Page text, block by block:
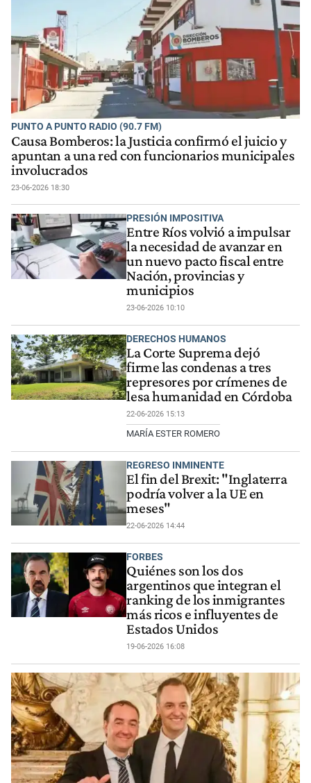
PUNTO A PUNTO RADIO (90.7 FM)
Causa Bomberos: la Justicia confirmó el juicio y
apuntan a una red con funcionarios municipales
involucrados
23-06-2026 18:30
PRESIÓN IMPOSITIVA
Entre Ríos volvió a impulsar
la necesidad de avanzar en
un nuevo pacto fiscal entre
Nación, provincias y
municipios
23-06-2026 10:10
DERECHOS HUMANOS
La Corte Suprema dejó
firme las condenas a tres
represores por crímenes de
lesa humanidad en Córdoba
22-06-2026 15:13
MARÍA ESTER ROMERO
REGRESO INMINENTE
El fin del Brexit: "Inglaterra
podría volver a la UE en
meses"
22-06-2026 14:44
FORBES
Quiénes son los dos
argentinos que integran el
ranking de los inmigrantes
más ricos e influyentes de
Estados Unidos
19-06-2026 16:08